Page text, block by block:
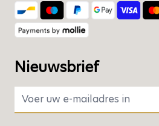
Nieuwsbrief